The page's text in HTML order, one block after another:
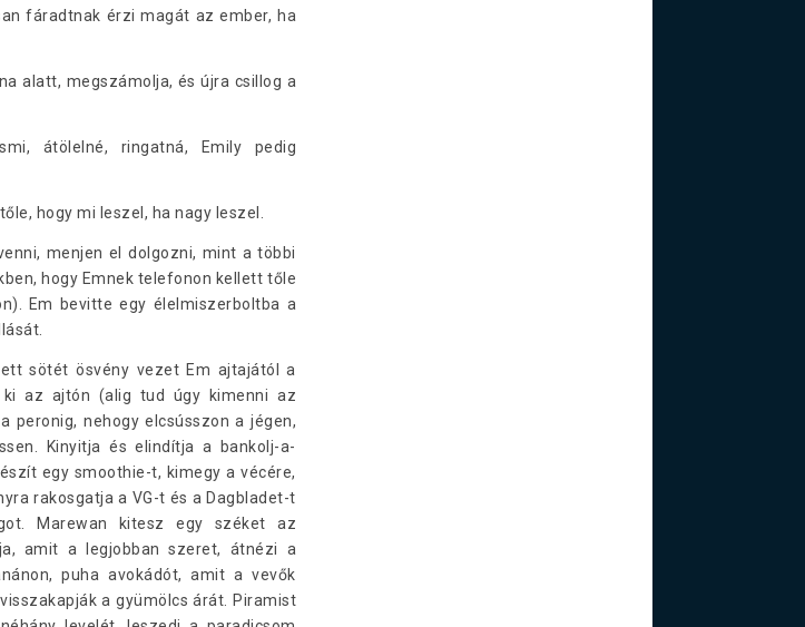
fáradtnak érzi magát az ember, ha
alatt, megszámolja, és újra csillog a
átölelné, ringatná, Emily pedig
hogy mi leszel, ha nagy leszel.
menjen el dolgozni, mint a többi
hogy Emnek telefonon kellett tőle
Em bevitte egy élelmiszerboltba a
sötét ösvény vezet Em ajtajától a
ki az ajtón (alig tud úgy kimenni az
peronig, nehogy elcsússzon a jégen,
Kinyitja és elindítja a bankolj-a-
egy smoothie-t, kimegy a vécére,
rakosgatja a VG-t és a Dagbladet-t
Marewan kitesz egy széket az
amit a legjobban szeret, átnézi a
puha avokádót, amit a vevők
a gyümölcs árát. Piramist